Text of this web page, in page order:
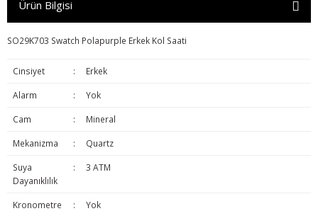
Ürün Bilgisi
SO29K703 Swatch Polapurple Erkek Kol Saati
Cinsiyet : Erkek
Alarm : Yok
Cam : Mineral
Mekanizma : Quartz
Suya
Dayanıklılık
: 3 ATM
Kronometre : Yok